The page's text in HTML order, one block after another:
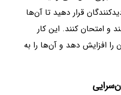
قرار دهید تا آن‌ها
و امتحان کنند. این کار
را افزایش دهد و آن‌ها را به